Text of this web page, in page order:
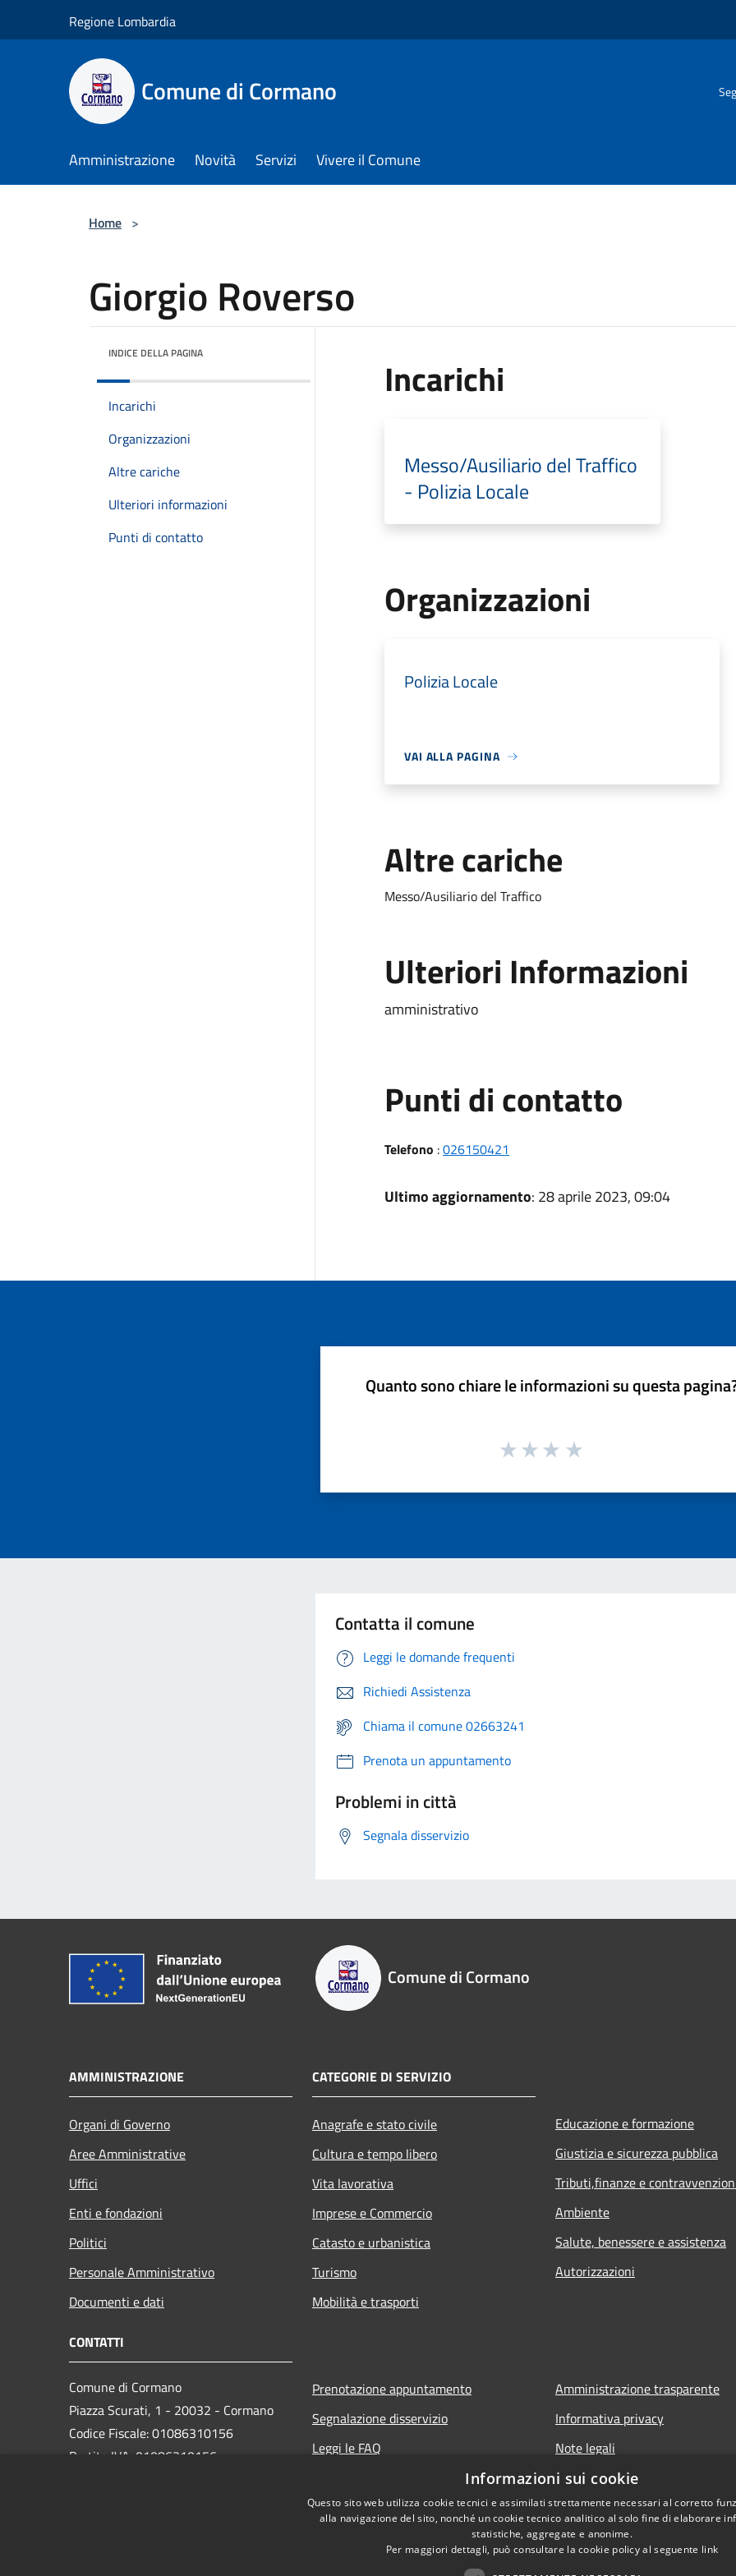
Regione Lombardia
Comune di Cormano
Amministrazione Novità Servizi Vivere il Comune
Home >
Giorgio Roverso
INDICE DELLA PAGINA
Incarichi
Organizzazioni
Altre cariche
Ulteriori informazioni
Punti di contatto
Incarichi
Messo/Ausiliario del Traffico
- Polizia Locale
Organizzazioni
Polizia Locale
VAI ALLA PAGINA
Altre cariche
Messo/Ausiliario del Traffico
Ulteriori Informazioni
amministrativo
Punti di contatto
Telefono :026150421
Ultimo aggiornamento: 28 aprile 2023, 09:04
Quanto sono chiare le informazioni su questa
Contatta il comune
Leggi le domande frequenti
Richiedi Assistenza
Chiama il comune 02663241
Prenota un appuntamento
Problemi in città
Segnala disservizio
Comune di Cormano
AMMINISTRAZIONE
Organi di Governo
Aree Amministrative
Uffici
Enti e fondazioni
Politici
Personale Amministrativo
Documenti e dati
CATEGORIE DI SERVIZIO
Anagrafe e stato civile
Cultura e tempo libero
Vita lavorativa
Imprese e Commercio
Catasto e urbanistica
Turismo
Mobilità e trasporti
Educazione e formazione
Giustizia e sicurezza pubblica
Tributi,finanze e
Ambiente
Salute, benessere e assistenza
Autorizzazioni
CONTATTI
Comune di Cormano
Piazza Scurati, 1 - 20032 - Cormano
Codice Fiscale: 01086310156
Partita IVA: 01086310156
Prenotazione appuntamento
Segnalazione disservizio
Leggi le FAQ
Amministrazione trasparente
Informativa privacy
Note legali
Dichiarazione di accessibilità
Informazioni sui cookie
Questo sito web utilizza cookie tecnici e assimilati strettamente necessari al corretto
alla navigazione del sito, nonché un cookie tecnico analitico al solo fine di elaborare
statistiche, aggregate e anonime.
Per maggiori dettagli, può consultare la cookie policy al seguente link